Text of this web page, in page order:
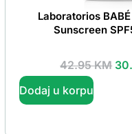
Laboratorios
Sunscreen
42.95KM
Dodaj u korpu